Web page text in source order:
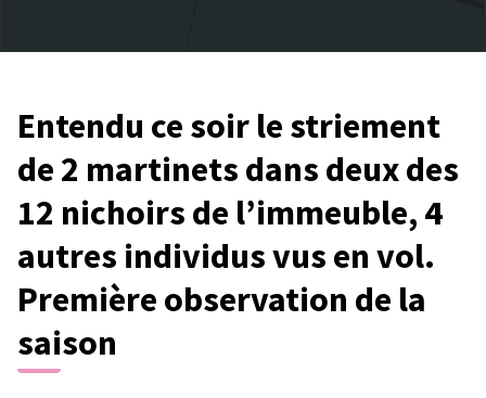
Entendu ce soir le striement
de 2 martinets dans deux des
12 nichoirs de l’immeuble, 4
autres individus vus en vol.
Première observation de la
saison